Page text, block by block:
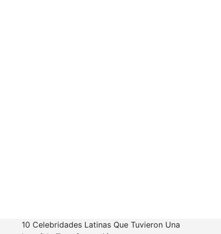
10 Celebridades Latinas Que Tuvieron Una